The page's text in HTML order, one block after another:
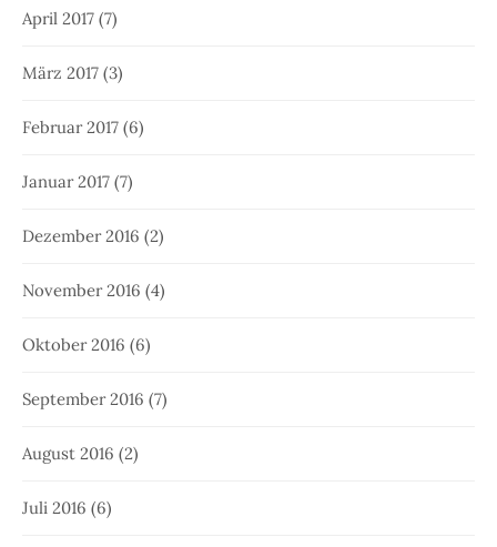
April 2017 (7)
März 2017 (3)
Februar 2017 (6)
Januar 2017 (7)
Dezember 2016 (2)
November 2016 (4)
Oktober 2016 (6)
September 2016 (7)
August 2016 (2)
Juli 2016 (6)